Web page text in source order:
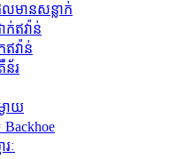
មាន​សន្លាក់​
ក់ឥវ៉ាន់
វ៉ាន់
ន័រ
ាយ
ៈ